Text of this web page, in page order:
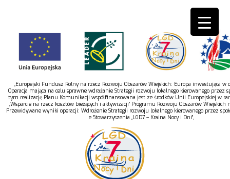
„Europejski Fundusz Rolny na rzecz Rozwoju Obszarów Wiejskich: Europa inwestująca w
Operacja mająca na celu sprawne wdrażanie Strategii rozwoju lokalnego kierowanego przez
tym realizację Planu Komunikacji współfinansowana jest ze środków Unii Europejskiej w
„Wsparcie na rzecz kosztów bieżących i aktywizacji” Programu Rozwoju Obszarów Wiejskich
Przewidywane wyniki operacji: Wdrożenie Strategii rozwoju lokalnego kierowanego przez
e Stowarzyszenia „LGD7 – Kraina Nocy i Dni”,